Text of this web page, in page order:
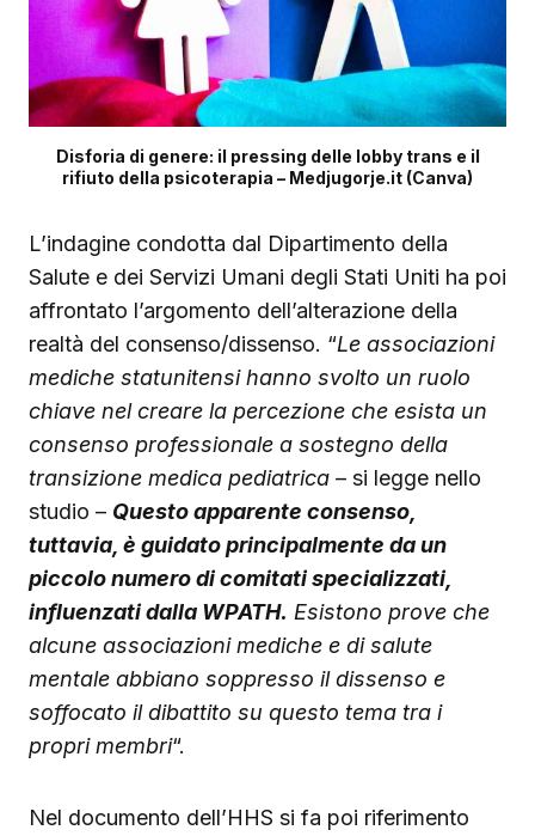
Disforia di genere: il pressing delle lobby trans e il
rifiuto della psicoterapia – Medjugorje.it (Canva)
L’indagine condotta dal Dipartimento della
Salute e dei Servizi Umani degli Stati Uniti ha poi
affrontato l’argomento dell’alterazione della
realtà del consenso/dissenso. “Le associazioni
mediche statunitensi hanno svolto un ruolo
chiave nel creare la percezione che esista un
consenso professionale a sostegno della
transizione medica pediatrica – si legge nello
studio – Questo apparente consenso,
tuttavia, è guidato principalmente da un
piccolo numero di comitati specializzati,
influenzati dalla WPATH. Esistono prove che
alcune associazioni mediche e di salute
mentale abbiano soppresso il dissenso e
soffocato il dibattito su questo tema tra i
propri membri“.
Nel documento dell’HHS si fa poi riferimento